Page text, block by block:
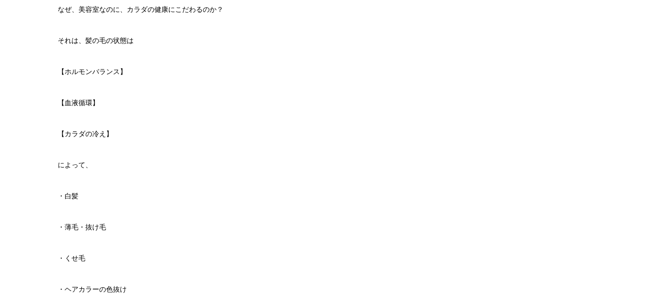
なぜ、美容室なのに、カラダの健康にこだわるのか？
それは、髪の毛の状態は
【ホルモンバランス】
【血液循環】
【カラダの冷え】
によって、
・白髪
・薄毛・抜け毛
・くせ毛
・ヘアカラーの色抜け